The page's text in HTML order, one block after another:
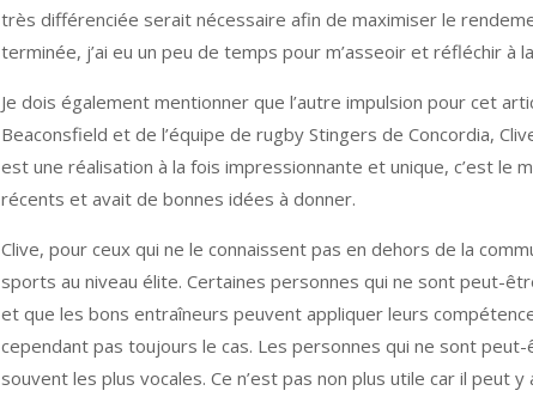
très différenciée serait nécessaire afin de maximiser le
terminée, j’ai eu un peu de temps pour m’asseoir et réfléchir à
Je dois également mentionner que l’autre impulsion pour cet
Beaconsfield et de l’équipe de rugby Stingers de Concordia,
est une réalisation à la fois impressionnante et unique, c’est le
récents et avait de bonnes idées à donner.
Clive, pour ceux qui ne le connaissent pas en dehors de la
sports au niveau élite. Certaines personnes qui ne sont peut-
et que les bons entraîneurs peuvent appliquer leurs
cependant pas toujours le cas. Les personnes qui ne sont
souvent les plus vocales. Ce n’est pas non plus utile car il peut